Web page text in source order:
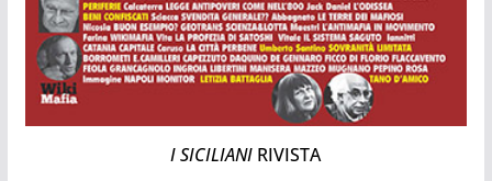
I SICILIANI RIVISTA